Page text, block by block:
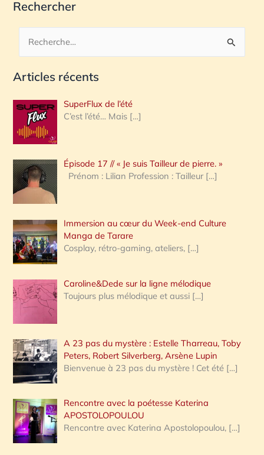
Rechercher
c
e
r
c
h
e
:
Articles récents
SuperFlux de l’été
C’est l’été… Mais […]
Épisode 17 // « Je suis Tailleur de pierre. »
Prénom : Lilian Profession : Tailleur […]
Immersion au cœur du Week-end Culture
Manga de Tarare
Cosplay, rétro-gaming, ateliers, […]
Caroline&Dede sur la ligne mélodique
Toujours plus mélodique et aussi […]
A 23 pas du mystère : Estelle Tharreau, Toby
Peters, Robert Silverberg, Arsène Lupin
Bienvenue à 23 pas du mystère ! Cet été […]
Rencontre avec la poétesse Katerina
APOSTOLOPOULOU
Rencontre avec Katerina Apostolopoulou, […]